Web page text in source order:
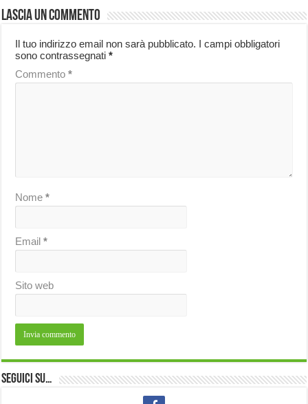
Lascia un commento
Il tuo indirizzo email non sarà pubblicato. I campi obbligatori
sono contrassegnati*
Commento*
Nome*
Email*
Sito web
Seguici su…